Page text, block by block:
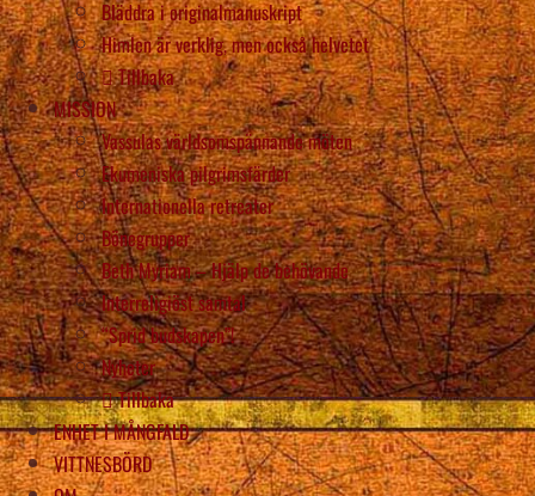
Bläddra i originalmanuskript
Himlen är verklig, men också helvetet
Tillbaka
MISSION
Vassulas världsomspännande möten
Ekumeniska pilgrimsfärder
Internationella retreater
Bönegrupper
Beth Myriam – Hjälp de behövande
Interreligiöst samtal
“Sprid budskapen”!
Nyheter
Tillbaka
ENHET I MÅNGFALD
VITTNESBÖRD